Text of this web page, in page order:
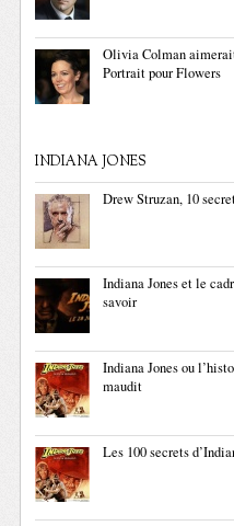
Olivia Colman
Portrait pour Flowers
INDIANA JONES
Drew Struzan, 10
Indiana Jones et le
savoir
Indiana Jones ou
maudit
Les 100 secrets